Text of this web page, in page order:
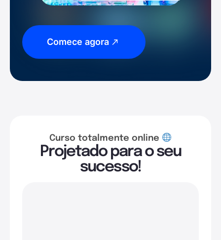
Comece agora
Curso totalmente online
Projetado para o seu
sucesso!